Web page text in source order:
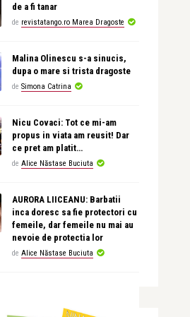
de a fi tanar
de revistatango.ro Marea Dragoste
Malina Olinescu s-a sinucis,
dupa o mare si trista dragoste
de Simona Catrina
Nicu Covaci: Tot ce mi-am
propus in viata am reusit! Dar
ce pret am platit…
de Alice Năstase Buciuta
AURORA LIICEANU: Barbatii
inca doresc sa fie protectori cu
femeile, dar femeile nu mai au
nevoie de protectia lor
de Alice Năstase Buciuta